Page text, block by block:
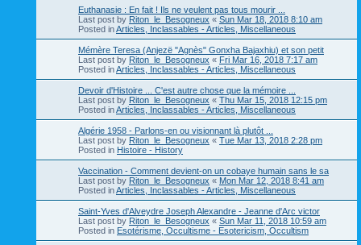
Euthanasie : En fait ! Ils ne veulent pas tous mourir ...
Last post by Riton_le_Besogneux « Sun Mar 18, 2018 8:10 am
Posted inArticles, Inclassables - Articles, Miscellaneous
Mémère Teresa (Anjezë "Agnès" Gonxha Bajaxhiu) et son petit
Last post by Riton_le_Besogneux « Fri Mar 16, 2018 7:17 am
Posted inArticles, Inclassables - Articles, Miscellaneous
Devoir d'Histoire ... C'est autre chose que la mémoire ...
Last post by Riton_le_Besogneux « Thu Mar 15, 2018 12:15 pm
Posted inArticles, Inclassables - Articles, Miscellaneous
Algérie 1958 - Parlons-en ou visionnant là plutôt ...
Last post by Riton_le_Besogneux « Tue Mar 13, 2018 2:28 pm
Posted in Histoire - History
Vaccination - Comment devient-on un cobaye humain sans le sa
Last post by Riton_le_Besogneux « Mon Mar 12, 2018 8:41 am
Posted inArticles, Inclassables - Articles, Miscellaneous
Saint-Yves d'Alveydre Joseph Alexandre - Jeanne d'Arc victor
Last post by Riton_le_Besogneux « Sun Mar 11, 2018 10:59 am
Posted in Esotérisme, Occultisme - Esotericism, Occultism